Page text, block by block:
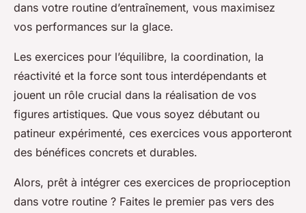
dans votre routine d’entraînement, vous maximisez
vos performances sur la glace.
Les exercices pour l’équilibre, la coordination, la
réactivité et la force sont tous interdépendants et
jouent un rôle crucial dans la réalisation de vos
figures artistiques. Que vous soyez débutant ou
patineur expérimenté, ces exercices vous apporteront
des bénéfices concrets et durables.
Alors, prêt à intégrer ces exercices de proprioception
dans votre routine ? Faites le premier pas vers des